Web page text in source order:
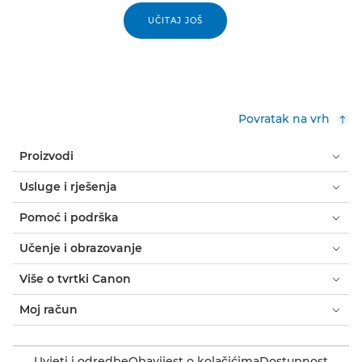
UČITAJ JOŠ
Povratak na vrh
Proizvodi
Usluge i rješenja
Pomoć i podrška
Učenje i obrazovanje
Više o tvrtki Canon
Moj račun